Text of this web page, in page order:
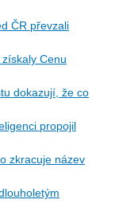
ČR převzali
Cenu
dokazují, že co
propojil
zkracuje název